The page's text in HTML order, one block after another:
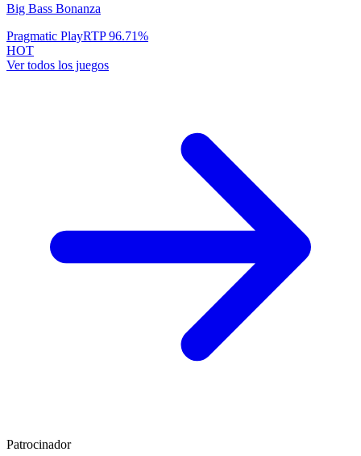
Big Bass Bonanza
Pragmatic PlayRTP96.71%
HOT
Ver todos los juegos
Patrocinador